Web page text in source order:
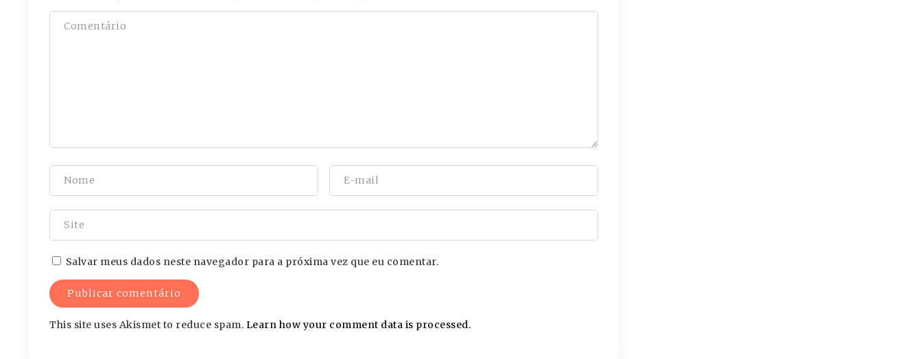
Salvar meus dados neste navegador para a próxima vez que eu comentar.
This site uses Akismet to reduce spam. Learn how your comment data is processed.